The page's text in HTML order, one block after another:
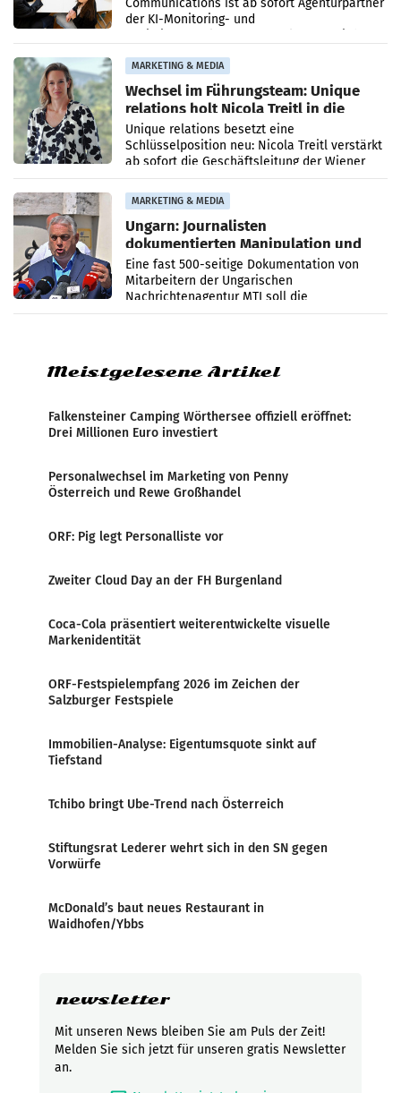
der KI-Monitoring- und
MARKETING & MEDIA
Wechsel im Führungsteam: Unique
relations holt Nicola Treitl in die
Geschäftsleitung
Unique relations besetzt eine
Schlüsselposition neu: Nicola Treitl verstärkt
ab sofort die Geschäftsleitung der Wiener
PR-Agentur an der Seite von Josef Kalina und
Anna Kalina-Mahr.
MARKETING & MEDIA
Ungarn: Journalisten
dokumentierten Manipulation und
Zensur
Eine fast 500-seitige Dokumentation von
Mitarbeitern der Ungarischen
Nachrichtenagentur MTI soll die
systematische Nachrichten-Manipulation und
Meistgelesene Artikel
Falkensteiner Camping Wörthersee offiziell eröffnet:
Drei Millionen Euro investiert
Personalwechsel im Marketing von Penny
Österreich und Rewe Großhandel
ORF: Pig legt Personalliste vor
Zweiter Cloud Day an der FH Burgenland
Coca-Cola präsentiert weiterentwickelte visuelle
Markenidentität
ORF-Festspielempfang 2026 im Zeichen der
Salzburger Festspiele
Immobilien-Analyse: Eigentumsquote sinkt auf
Tiefstand
Tchibo bringt Ube-Trend nach Österreich
Stiftungsrat Lederer wehrt sich in den SN gegen
Vorwürfe
McDonald’s baut neues Restaurant in
Waidhofen/Ybbs
newsletter
Mit unseren News bleiben Sie am Puls der Zeit!
Melden Sie sich jetzt für unseren gratis Newsletter
an.